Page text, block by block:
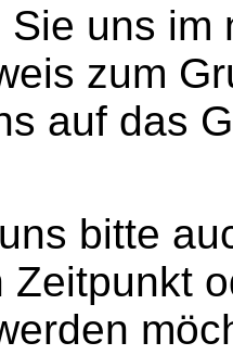
Sie uns
zum
auf das
bitte
Zeitpunkt